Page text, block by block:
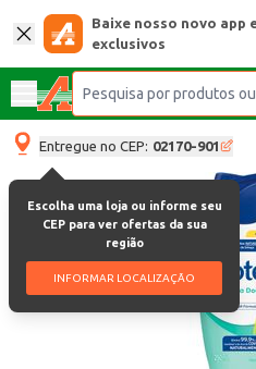
Baixe nosso novo app
exclusivos
Entregue no CEP: 02170-901
Escolha uma loja ou informe seu
CEP para ver ofertas da sua
região
INFORMAR LOCALIZAÇÃO